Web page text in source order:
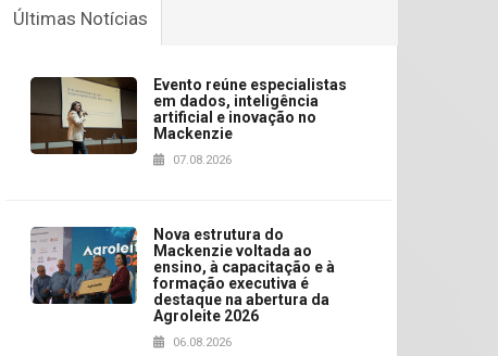
Últimas Notícias
Evento reúne especialistas
em dados, inteligência
artificial e inovação no
Mackenzie
07.08.2026
Nova estrutura do
Mackenzie voltada ao
ensino, à capacitação e à
formação executiva é
destaque na abertura da
Agroleite 2026
06.08.2026